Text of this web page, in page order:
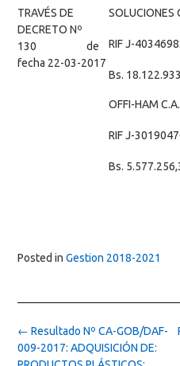
TRAVÉS DE
DECRETO Nº
130 de
fecha 22-03-2017
SOLUCIONES
RIF J-
Bs.
OFFI-HAM C.A.
RIF J-
Bs.
Posted in Gestion 2018-2021
Post
navigation
← Resultado Nº CA-GOB/DAF-
009-2017: ADQUISICIÓN DE: